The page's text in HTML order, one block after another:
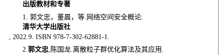
出版教材和专著
1. 郭文忠，董晨，等.网络空间安全概论.
清华大学出版社
, 2022.9. ISBN 978-7-302-62881-1.
2.郭文忠,陈国龙.离散粒子群优化算法及其应用.